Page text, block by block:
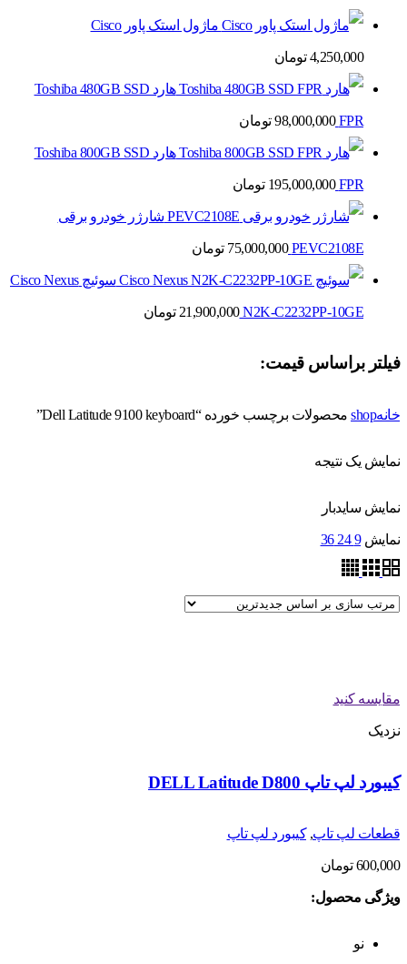
ماژول استک پاور Cisco
4,250,000 تومان
هارد Toshiba 480GB SSD
FPR
98,000,000 تومان
هارد Toshiba 800GB SSD
FPR
195,000,000 تومان
شارژر خودرو برقی
PEVC2108E
75,000,000 تومان
سوئیچ Cisco Nexus
N2K-C2232PP-10GE
21,900,000 تومان
فیلتر براساس قیمت:
خانهshop محصولات برچسب خورده “Dell Latitude 9100 keyboard”
نمایش یک نتیجه
نمایش سایدبار
نمایش 9
24
36
مقایسه کنید
نزدیک
کیبورد لپ تاپ DELL Latitude D800
قطعات لپ تاپ,کیبورد لپ تاپ
600,000 تومان
ویژگی محصول:
نو